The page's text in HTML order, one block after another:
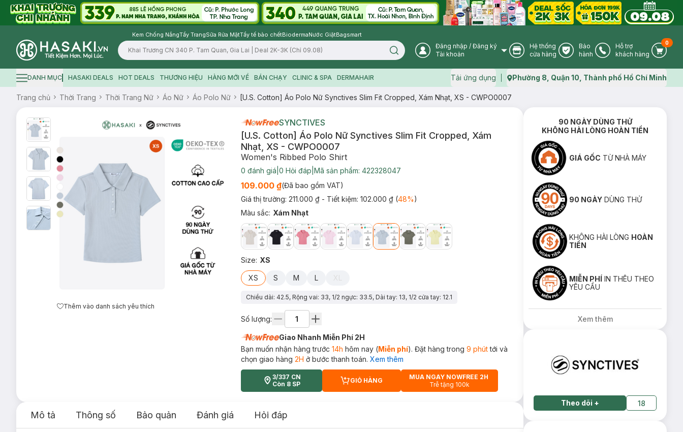
Kem Chống NắngTẩy TrangSữa Rửa MặtTẩy tế bào chếtBiodermaNước GiặtBagsmart
Logo
Search icon User Icon
Đăng nhập / Đăng ký
Tài khoản
Store Icon
Hệ thống
cửa hàng
Warranty Icon
Bảo
hành
Phone Icon
Hỗ trợ
khách hàng
Cart
0
Hamburger icon
DANH MỤC HASAKI DEALS HOT DEALS THƯƠNG HIỆU HÀNG MỚI VỀ BÁN CHẠY CLINIC & SPA DERMAHAIR Tải ứng dụng Map icon
Phường 8, Quận 10, Thành phố Hồ Chí Minh
Trang chủ Thời Trang Thời Trang Nữ Áo Nữ Áo Polo Nữ [U.S. Cotton] Áo Polo Nữ Synctives Slim Fit Cropped, Xám Nhạt, XS - CWPO0007
Thêm vào danh sách yêu thích
SYNCTIVES
[U.S. Cotton] Áo Polo Nữ Synctives Slim Fit Cropped, Xám
Nhạt, XS - CWPO0007
Women's Ribbed Polo Shirt
0 đánh giá 0 Hỏi đáp Mã sản phẩm: 422328047
109.000 ₫(Đã bao gồm VAT)
Giá thị trường: 211.000 ₫ - Tiết kiệm: 102.000 ₫(48%)
Màu sắc: Xám Nhạt
Size: XS
XS S M L XL
Chiều dài: 42.5, Rộng vai: 33, 1/2 ngực: 33.5, Dài tay: 13, 1/2 cửa tay: 12.1
Số lượng:
Giao Nhanh Miễn Phí 2H
Bạn muốn nhận hàng trước 14h hôm nay (Miễn phí). Đặt hàng trong 9 phúttới và
chọn giao hàng 2H ở bước thanh toán. Xem thêm
3/337 CN
Còn 8 SP
CART PLUS ICON
GIỎ HÀNG
MUA NGAY NOWFREE 2H
Trễ tặng 100k
Mô tả Thông số Bảo quản Đánh giá Hỏi đáp
90 NGÀY DÙNG THỬ
KHÔNG HÀI LÒNG HOÀN TIỀN
GIÁ GỐC TỪ NHÀ MÁY
90 NGÀY DÙNG THỬ
KHÔNG HÀI LÒNG HOÀN
TIỀN
MIỄN PHÍ IN THÊU THEO
YÊU CẦU
Xem thêm
Theo dõi + 18